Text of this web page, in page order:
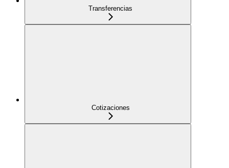
Transferencias
Cotizaciones